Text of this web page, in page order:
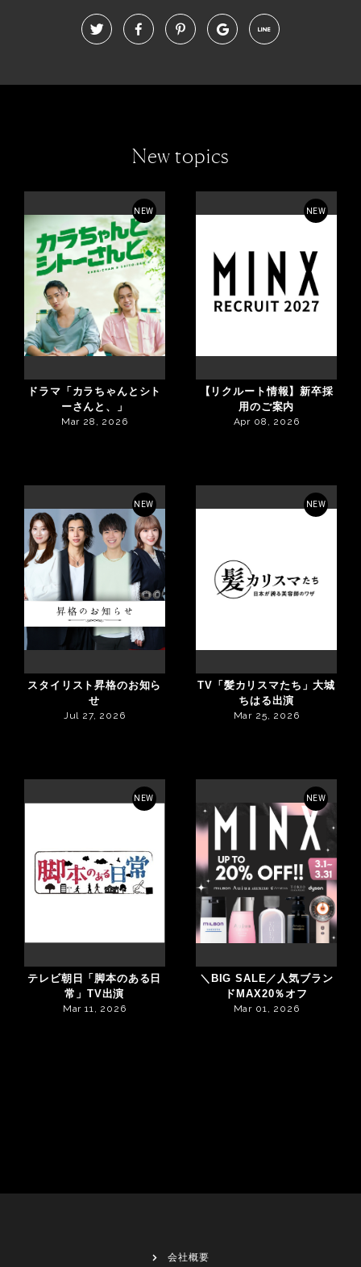
New topics
NEW
ドラマ「カラちゃんとシト
ーさんと、」
Mar 28, 2026
NEW
【リクルート情報】新卒採
用のご案内
Apr 08, 2026
NEW
スタイリスト昇格のお知ら
せ
Jul 27, 2026
NEW
TV「髪カリスマたち」大城
ちはる出演
Mar 25, 2026
NEW
テレビ朝日「脚本のある日
常」TV出演
Mar 11, 2026
NEW
＼BIG SALE／人気ブラン
ドMAX20％オフ
Mar 01, 2026
会社概要